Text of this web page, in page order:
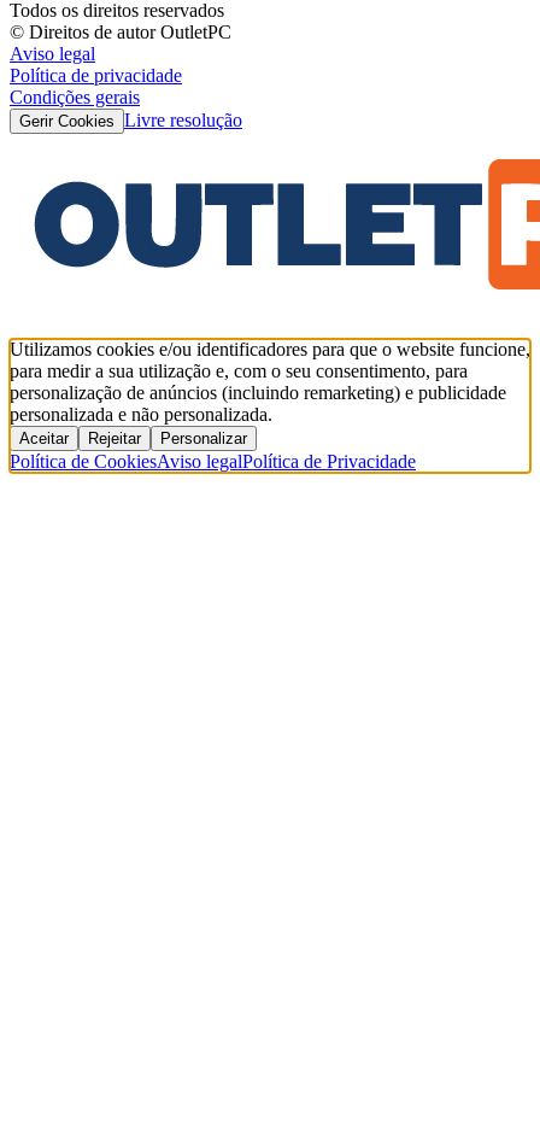
Todos os direitos reservados
© Direitos de autor OutletPC
Aviso legal
Política de privacidade
Condições gerais
Gerir Cookies Livre resolução
Utilizamos cookies e/ou identificadores para que o website funcione,
para medir a sua utilização e, com o seu consentimento, para
personalização de anúncios (incluindo remarketing) e publicidade
personalizada e não personalizada.
Aceitar Rejeitar Personalizar
Política de CookiesAviso legalPolítica de Privacidade